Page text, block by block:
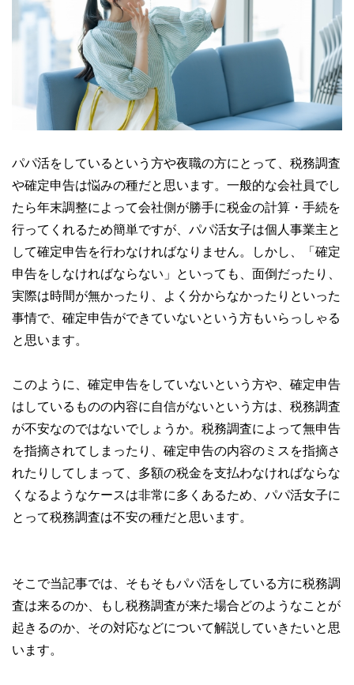
パパ活をしているという方や夜職の方にとって、税務調査
や確定申告は悩みの種だと思います。一般的な会社員でし
たら年末調整によって会社側が勝手に税金の計算・手続を
行ってくれるため簡単ですが、パパ活女子は個人事業主と
して確定申告を行わなければなりません。しかし、「確定
申告をしなければならない」といっても、面倒だったり、
実際は時間が無かったり、よく分からなかったりといった
事情で、確定申告ができていないという方もいらっしゃる
と思います。
このように、確定申告をしていないという方や、確定申告
はしているものの内容に自信がないという方は、税務調査
が不安なのではないでしょうか。税務調査によって無申告
を指摘されてしまったり、確定申告の内容のミスを指摘さ
れたりしてしまって、多額の税金を支払わなければならな
くなるようなケースは非常に多くあるため、パパ活女子に
とって税務調査は不安の種だと思います。
そこで当記事では、そもそもパパ活をしている方に税務調
査は来るのか、もし税務調査が来た場合どのようなことが
起きるのか、その対応などについて解説していきたいと思
います。